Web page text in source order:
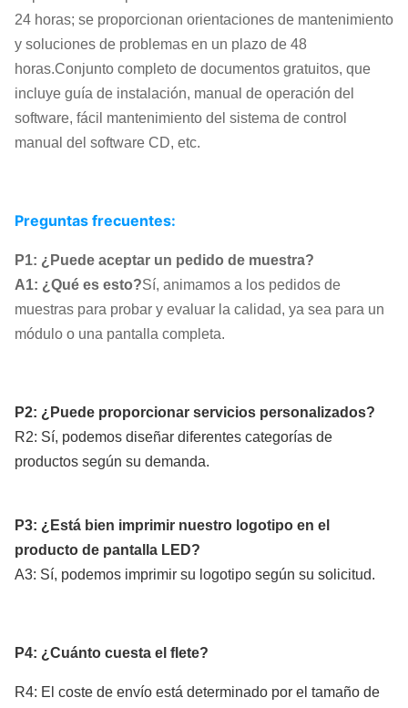
24 horas; se proporcionan orientaciones de mantenimiento
y soluciones de problemas en un plazo de 48
horas.Conjunto completo de documentos gratuitos, que
incluye guía de instalación, manual de operación del
software, fácil mantenimiento del sistema de control
manual del software CD, etc.
Preguntas frecuentes:
P1: ¿Puede aceptar un pedido de muestra?
A1: ¿Qué es esto?Sí, animamos a los pedidos de
muestras para probar y evaluar la calidad, ya sea para un
módulo o una pantalla completa.
P2: ¿Puede proporcionar servicios personalizados?
R2: Sí, podemos diseñar diferentes categorías de
productos según su demanda.
P3: ¿Está bien imprimir nuestro logotipo en el
producto de pantalla LED?
A3: Sí, podemos imprimir su logotipo según su solicitud.
P4: ¿Cuánto cuesta el flete?
R4: El coste de envío está determinado por el tamaño de